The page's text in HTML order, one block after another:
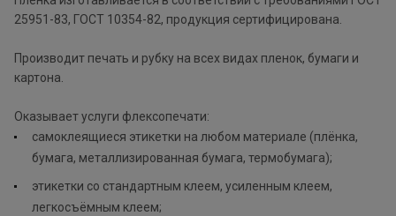
25951-83, ГОСТ 10354-82, продукция сертифицирована.
Производит печать и рубку на всех видах пленок, бумаги и
картона.
Оказывает услуги флексопечати:
самоклеящиеся этикетки на любом материале (плёнка,
бумага, металлизированная бумага, термобумага);
этикетки со стандартным клеем, усиленным клеем,
легкосъёмным клеем;